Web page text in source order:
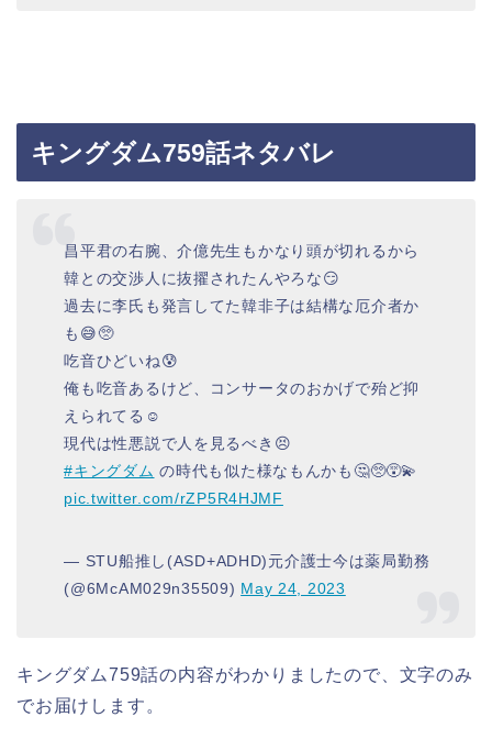
キングダム759話ネタバレ
昌平君の右腕、介億先生もかなり頭が切れるから
韓との交渉人に抜擢されたんやろな😏
過去に李氏も発言してた韓非子は結構な厄介者か
も😅🥺
吃音ひどいね😰
俺も吃音あるけど、コンサータのおかげで殆ど抑
えられてる☺️
現代は性悪説で人を見るべき😣
#キングダム の時代も似た様なもんかも🤔🥺😵‍💫
pic.twitter.com/rZP5R4HJMF
— STU船推し(ASD+ADHD)元介護士今は薬局勤務
(@6McAM029n35509) May 24, 2023
キングダム759話の内容がわかりましたので、文字のみ
でお届けします。